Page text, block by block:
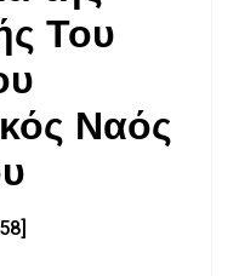
Του
Ναός